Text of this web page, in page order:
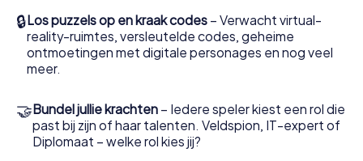
wereld van spionage en geheime agenten en verander
Berlaar in een escaperoom in de buitenlucht!
🔒Los puzzels op en kraak codes – Verwacht virtual-
reality-ruimtes, versleutelde codes, geheime
ontmoetingen met digitale personages en nog veel
meer.
🤝Bundel jullie krachten – Iedere speler kiest een rol die
past bij zijn of haar talenten. Veldspion, IT-expert of
Diplomaat – welke rol kies jij?